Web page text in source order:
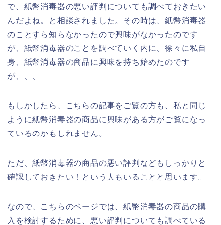
で、紙幣消毒器の悪い評判についても調べておきたい
んだよね。と相談されました。その時は、紙幣消毒器
のことすら知らなかったので興味がなかったのです
が、紙幣消毒器のことを調べていく内に、徐々に私自
身、紙幣消毒器の商品に興味を持ち始めたのです
が、、、
もしかしたら、こちらの記事をご覧の方も、私と同じ
ように紙幣消毒器の商品に興味がある方がご覧になっ
ているのかもしれません。
ただ、紙幣消毒器の商品の悪い評判などもしっかりと
確認しておきたい！という人もいることと思います。
なので、こちらのページでは、紙幣消毒器の商品の購
入を検討するために、悪い評判についても調べている